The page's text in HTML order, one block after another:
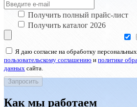
Получить полный прайс-лист
Получить каталог 2026
Я даю согласие на обработку
пользовательскому соглашению и политике
данных сайта.
Как мы работаем